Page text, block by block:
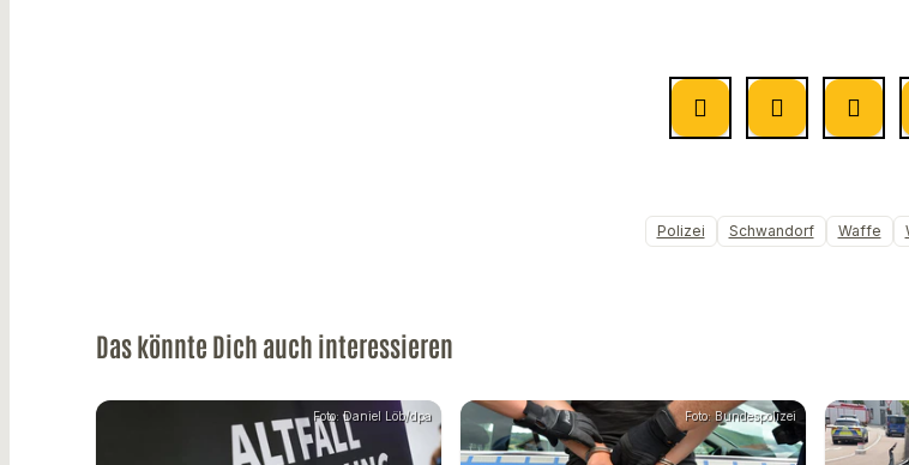
Polizei Schwandorf Waffe
Das könnte Dich auch interessieren
Foto: Daniel Löb/dpa Foto: Bundespolizei